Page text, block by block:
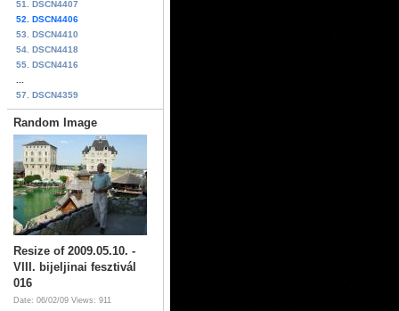
51. DSCN4407
52. DSCN4406
53. DSCN4410
54. DSCN4418
55. DSCN4416
57. DSCN4359
Random Image
Resize of 2009.05.10. -
VIII. bijeljinai fesztivál
016
Date: 06/02/09 Views: 911